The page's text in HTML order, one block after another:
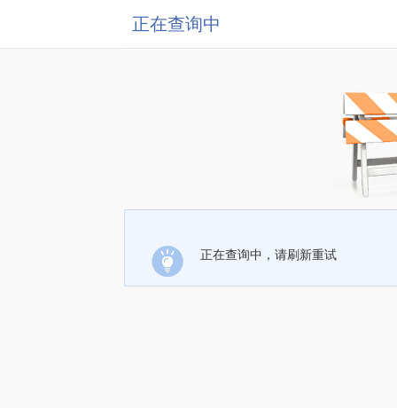
正在查询中
正在查询中，请刷新重试